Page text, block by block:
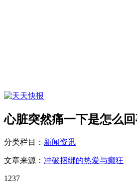
心脏突然痛一下是怎么
分类栏目： 新闻资讯
文章来源： 冲破捆绑的热爱与癫狂
1237